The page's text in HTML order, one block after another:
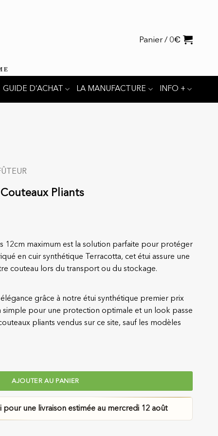
Panier / 0€
GUIDE D’ACHAT LA MANUFACTURE INFO +
Pliants
12cm maximum est la solution parfaite pour protéger
en cuir synthétique Terracotta, cet étui assure une
couteau lors du transport ou du stockage.
grâce à notre étui synthétique premier prix
simple pour une protection optimale et un look passe
pliants vendus sur ce site, sauf les modèles
Pliants
AJOUTER AU PANIER
une livraison estimée au mercredi 12 août